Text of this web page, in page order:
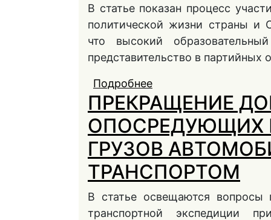
В статье показан процесс
политической жизни страны и
что высокий
представительство в партийных
Подробнее
ПОСЛЕВОЕННЫЕ ГОДЫ
ПРЕКРАЩЕНИЕ
ОПОСРЕДУЮЩИХ
ГРУЗОВ
ТРАНСПОРТОМ
В статье освещаются вопросы
транспортной экспедиции